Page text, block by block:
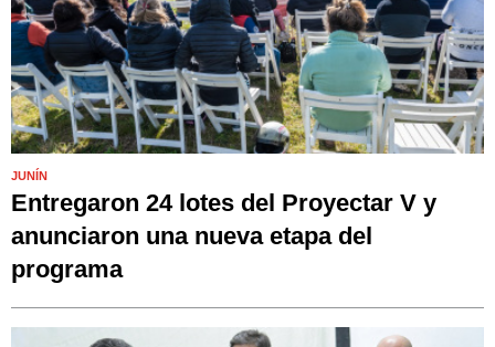
JUNÍN
Entregaron 24 lotes del Proyectar V y
anunciaron una nueva etapa del
programa